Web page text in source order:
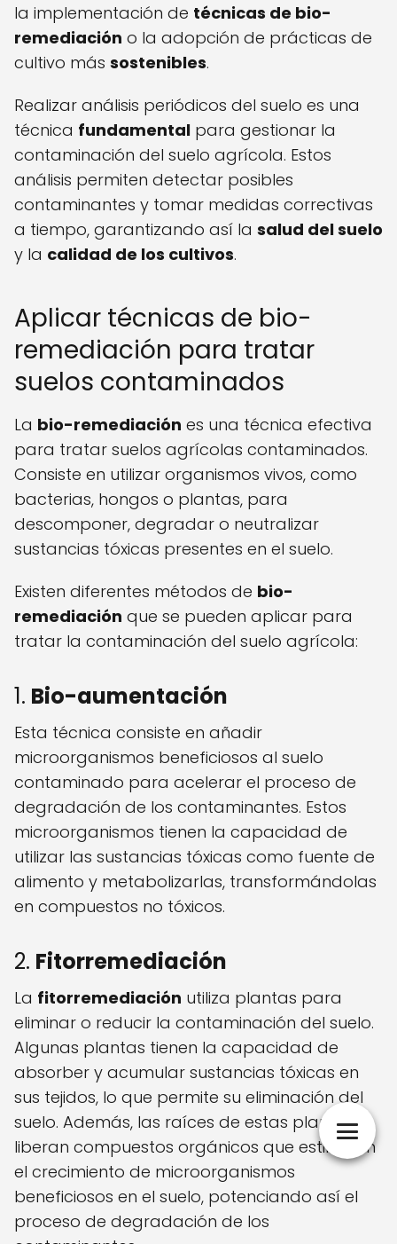
la implementación de técnicas de bio-
remediación o la adopción de prácticas de
cultivo más sostenibles.
Realizar análisis periódicos del suelo es una
técnica fundamental para gestionar la
contaminación del suelo agrícola. Estos
análisis permiten detectar posibles
contaminantes y tomar medidas correctivas
a tiempo, garantizando así la salud del suelo
y la calidad de los cultivos.
Aplicar técnicas de bio-
remediación para tratar
suelos contaminados
La bio-remediación es una técnica efectiva
para tratar suelos agrícolas contaminados.
Consiste en utilizar organismos vivos, como
bacterias, hongos o plantas, para
descomponer, degradar o neutralizar
sustancias tóxicas presentes en el suelo.
Existen diferentes métodos de bio-
remediación que se pueden aplicar para
tratar la contaminación del suelo agrícola:
1. Bio-aumentación
Esta técnica consiste en añadir
microorganismos beneficiosos al suelo
contaminado para acelerar el proceso de
degradación de los contaminantes. Estos
microorganismos tienen la capacidad de
utilizar las sustancias tóxicas como fuente de
alimento y metabolizarlas, transformándolas
en compuestos no tóxicos.
2. Fitorremediación
La fitorremediación utiliza plantas para
eliminar o reducir la contaminación del suelo.
Algunas plantas tienen la capacidad de
absorber y acumular sustancias tóxicas en
sus tejidos, lo que permite su eliminación del
suelo. Además, las raíces de estas plantas
liberan compuestos orgánicos que estimulan
el crecimiento de microorganismos
beneficiosos en el suelo, potenciando así el
proceso de degradación de los